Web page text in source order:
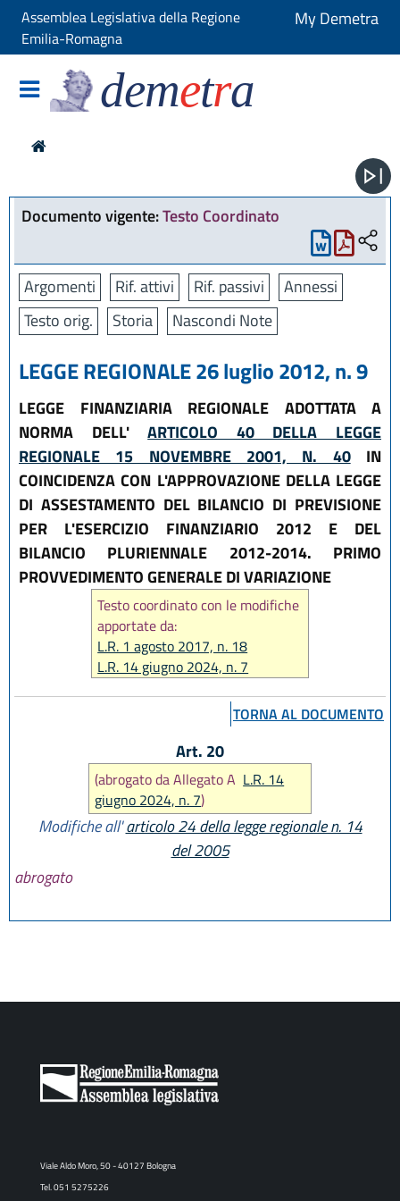
Assemblea Legislativa della Regione
Emilia-Romagna
My Demetra
demetra
Documento vigente:Testo Coordinato
Argomenti Rif. attivi Rif. passivi
Annessi
Testo orig.
Storia Nascondi Note
LEGGE REGIONALE 26 luglio 2012, n. 9
LEGGE FINANZIARIA REGIONALE ADOTTATA A
NORMA DELL'ARTICOLO 40 DELLA LEGGE
REGIONALE 15 NOVEMBRE 2001, N. 40IN
COINCIDENZA CON L'APPROVAZIONE DELLA LEGGE
DI ASSESTAMENTO DEL BILANCIO DI PREVISIONE
PER L'ESERCIZIO FINANZIARIO 2012 E DEL
BILANCIO PLURIENNALE 2012-2014. PRIMO
PROVVEDIMENTO GENERALE DI VARIAZIONE
Testo coordinato con le modifiche
apportate da:
L.R. 1 agosto 2017, n. 18
L.R. 14 giugno 2024, n. 7
TORNA AL DOCUMENTO
Art. 20
(abrogato da Allegato A L.R. 14
giugno 2024, n. 7)
Modifiche all'articolo 24 della legge regionale n. 14
del 2005
abrogato
Viale Aldo Moro, 50 - 40127 Bologna
Tel. 051 5275226